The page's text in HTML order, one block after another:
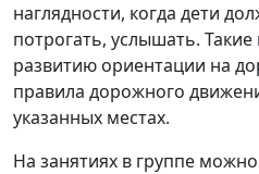
наглядности, когда дети
потрогать, услышать.
развитию ориентации на
правила дорожного
указанных местах.
На занятиях в группе